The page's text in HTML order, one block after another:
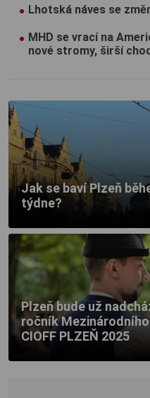
Lhotská náves se
MHD se vrací na
nové stromy, širší
Jak se baví Plzeň
týdne?
Plzeň bude už
ročník
CIOFF PLZEŇ 2025